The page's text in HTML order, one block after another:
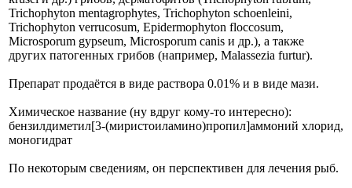
Trichophyton mentagrophytes, Trichophyton schoenleini,
Trichophyton verrucosum, Epidermophyton floccosum,
Microsporum gypseum, Microsporum canis и др.), а также
других патогенных грибов (например, Malassezia furtur).
Препарат продаётся в виде раствора 0.01% и в виде мази.
Химическое название (ну вдруг кому-то интересно):
бензилдиметил[3-(миристоиламино)пропил]аммоний хлорид,
моногидрат
По некоторым сведениям, он перспективен для лечения рыб.